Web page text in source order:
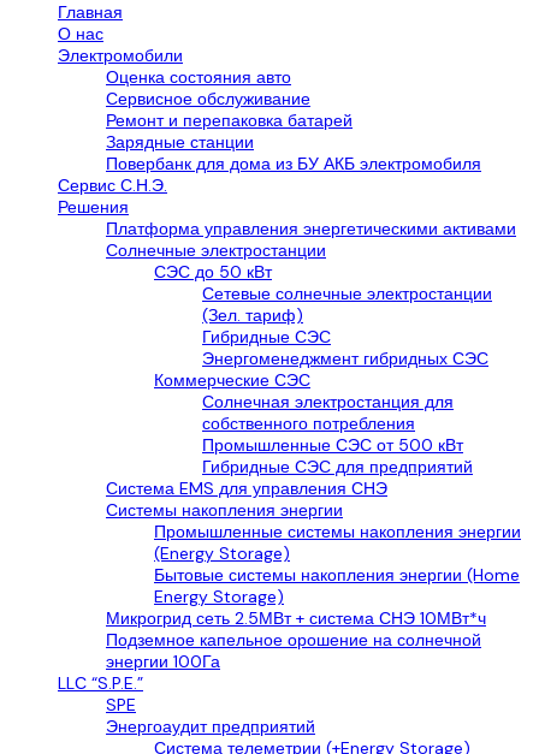
Главная
О нас
Электромобили
Оценка состояния авто
Сервисное обслуживание
Ремонт и перепаковка батарей
Зарядные станции
Повербанк для дома из БУ АКБ электромобиля
Сервис С.Н.Э.
Решения
Платформа управления энергетическими активами
Солнечные электростанции
СЭС до 50 кВт
Сетевые солнечные электростанции
(Зел. тариф)
Гибридные СЭС
Энергоменеджмент гибридных СЭС
Коммерческие СЭС
Солнечная электростанция для
собственного потребления
Промышленные СЭС от 500 кВт
Гибридные СЭС для предприятий
Система EMS для управления СНЭ
Системы накопления энергии
Промышленные системы накопления энергии
(Energy Storage)
Бытовые системы накопления энергии (Home
Energy Storage)
Микрогрид сеть 2.5МВт + система СНЭ 10МВт*ч
Подземное капельное орошение на солнечной
энергии 100Га
LLС “S.P.E.”
SPE
Энергоаудит предприятий
Система телеметрии (+Energy Storage)